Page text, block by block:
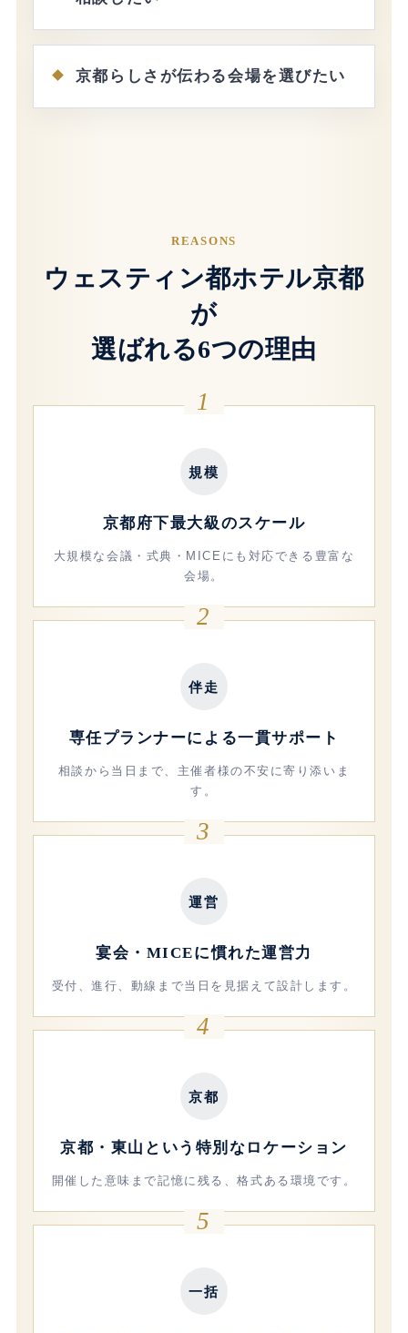
京都らしさが伝わる会場を選びたい
REASONS
ウェスティン都ホテル京都
が
選ばれる6つの理由
1
規模
京都府下最大級のスケール
大規模な会議・式典・MICEにも対応できる豊富な
会場。
2
伴走
専任プランナーによる一貫サポート
相談から当日まで、主催者様の不安に寄り添いま
す。
3
運営
宴会・MICEに慣れた運営力
受付、進行、動線まで当日を見据えて設計します。
4
京都
京都・東山という特別なロケーション
開催した意味まで記憶に残る、格式ある環境です。
5
一括